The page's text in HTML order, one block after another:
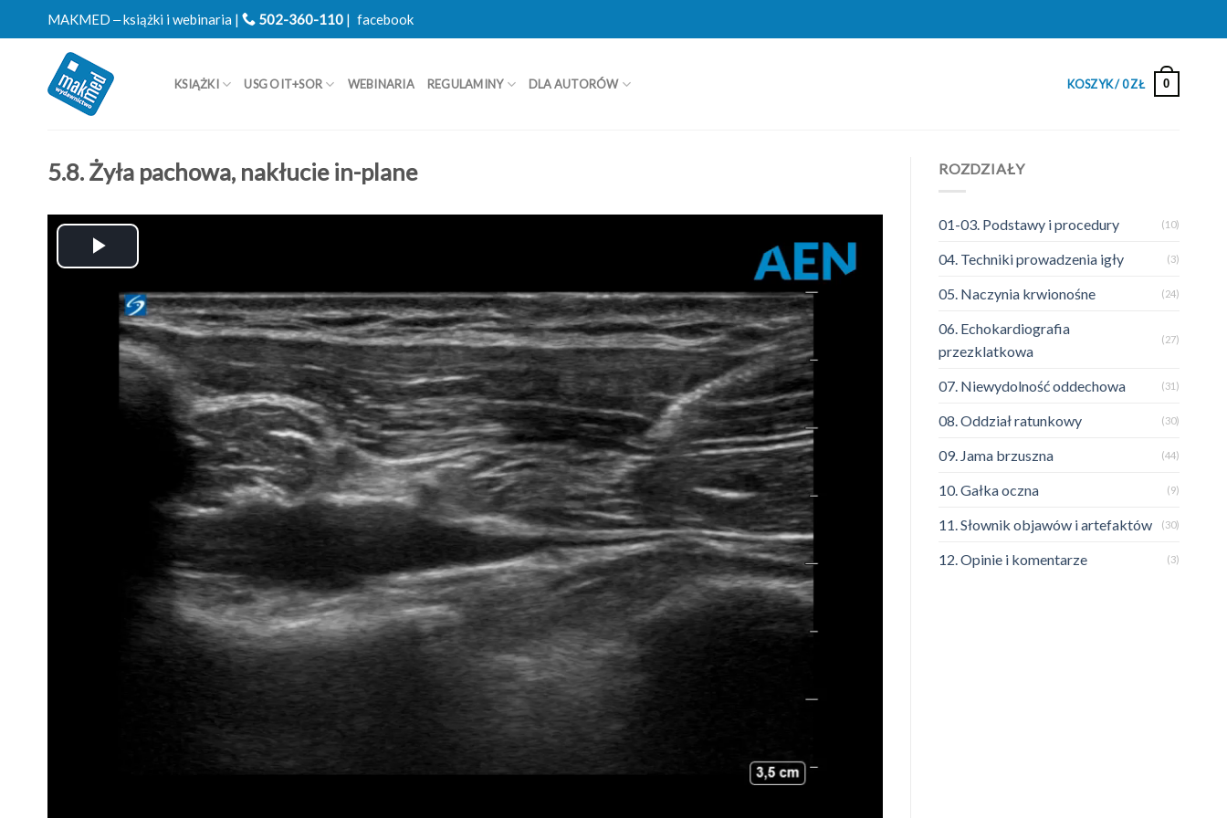
MAKMED ‒ książki i webinaria | 502-360-110 | facebook
KSIĄŻKI USG OIT+SOR WEBINARIA REGULAMINY DLA AUTORÓW KOSZYK /0ZŁ 0
5.8. Żyła pachowa, nakłucie in-plane
Play
Video
ROZDZIAŁY
01-03. Podstawy i procedury (10)
04. Techniki prowadzenia igły (3)
05. Naczynia krwionośne (24)
06. Echokardiografia
przezklatkowa
(27)
07. Niewydolność oddechowa (31)
08. Oddział ratunkowy (30)
09. Jama brzuszna (44)
10. Gałka oczna (9)
11. Słownik objawów i artefaktów (30)
12. Opinie i komentarze (3)